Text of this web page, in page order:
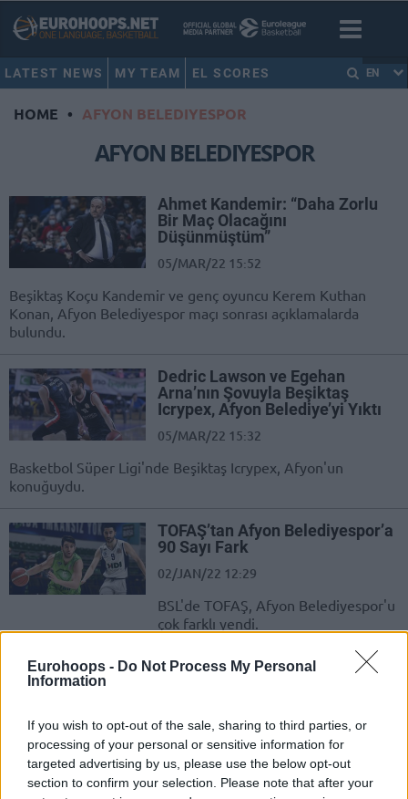
Eurohoops - Do Not Process My Personal
Information
If you wish to opt-out of the sale, sharing to third parties, or
processing of your personal or sensitive information for
targeted advertising by us, please use the below opt-out
section to confirm your selection. Please note that after your
LATEST NEWS MY TEAM EL SCORES EN
HOME • AFYON BELEDIYESPOR
AFYON BELEDIYESPOR
Ahmet Kandemir: “Daha Zorlu
Bir Maç Olacağını
Düşünmüştüm”
05/MAR/22 15:52
Beşiktaş Koçu Kandemir ve genç oyuncu Kerem Kuthan
Konan, Afyon Belediyespor maçı sonrası açıklamalarda
bulundu.
Dedric Lawson ve Egehan
Arna’nın Şovuyla Beşiktaş
Icrypex, Afyon Belediye’yi Yıktı
05/MAR/22 15:32
Basketbol Süper Ligi'nde Beşiktaş Icrypex, Afyon'un
konuğuydu.
TOFAŞ’tan Afyon Belediyespor’a
90 Sayı Fark
02/JAN/22 12:29
BSL'de TOFAŞ, Afyon Belediyespor'u
çok farklı yendi.
Anadolu Efes’ten Afyon
Anadolu Efes deplasmanda
gençleriyle sahada olan Afyon'u çok
farklı geçti.